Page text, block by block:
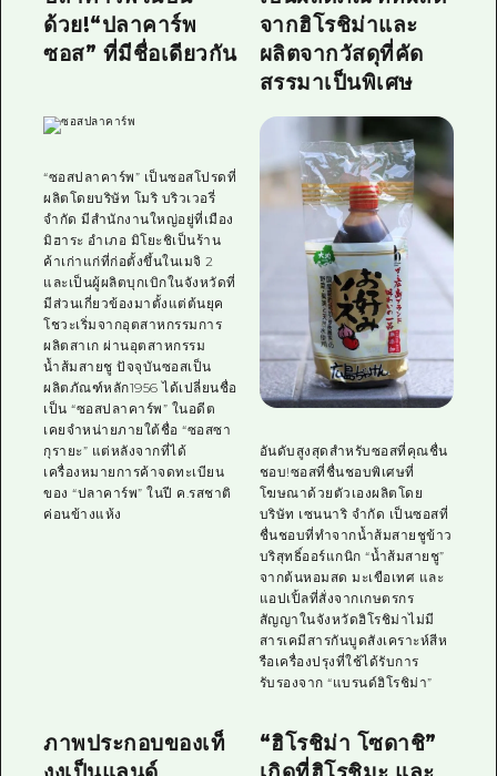
ด้วย!“ปลาคาร์พ
ซอส” ที่มีชื่อเดียวกัน
“ซอสปลาคาร์พ” เป็นซอสโปรดที่
ผลิตโดยบริษัท โมริ บริวเวอรี่
จำกัด มีสำนักงานใหญ่อยู่ที่เมือง
มิฮาระ อำเภอ มิโยะชิเป็นร้าน
ค้าเก่าแก่ที่ก่อตั้งขึ้นในเมจิ 2
และเป็นผู้ผลิตบุกเบิกในจังหวัดที่
มีส่วนเกี่ยวข้องมาตั้งแต่ต้นยุค
โชวะเริ่มจากอุตสาหกรรมการ
ผลิตสาเก ผ่านอุตสาหกรรม
น้ำส้มสายชู ปัจจุบันซอสเป็น
ผลิตภัณฑ์หลัก1956 ได้เปลี่ยนชื่อ
เป็น “ซอสปลาคาร์พ” ในอดีต
เคยจำหน่ายภายใต้ชื่อ “ซอสซา
กุรายะ” แต่หลังจากที่ได้
เครื่องหมายการค้าจดทะเบียน
ของ “ปลาคาร์พ” ในปี ค.รสชาติ
ค่อนข้างแห้ง
จากฮิโรชิม่าและ
ผลิตจากวัสดุที่คัด
สรรมาเป็นพิเศษ
อันดับสูงสุดสำหรับซอสที่คุณชื่น
ชอบ!ซอสที่ชื่นชอบพิเศษที่
โฆษณาด้วยตัวเองผลิตโดย
บริษัท เซนนาริ จำกัด เป็นซอสที่
ชื่นชอบที่ทำจากน้ำส้มสายชูข้าว
บริสุทธิ์ออร์แกนิก “น้ำส้มสายชู”
จากต้นหอมสด มะเขือเทศ และ
แอปเปิ้ลที่สั่งจากเกษตรกร
สัญญาในจังหวัดฮิโรชิม่าไม่มี
สารเคมีสารกันบูดสังเคราะห์สีห
รือเครื่องปรุงที่ใช้ได้รับการ
รับรองจาก “แบรนด์ฮิโรชิม่า”
ภาพประกอบของเท็
“ฮิโรชิม่า โซดาชิ”